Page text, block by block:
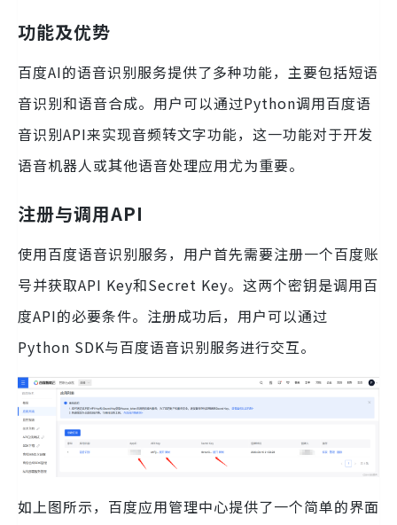
功能及优势
百度AI的语音识别服务提供了多种功能，主要包括短语
音识别和语音合成。用户可以通过Python调用百度语
音识别API来实现音频转文字功能，这一功能对于开发
语音机器人或其他语音处理应用尤为重要。
注册与调用API
使用百度语音识别服务，用户首先需要注册一个百度账
号并获取API Key和Secret Key。这两个密钥是调用百
度API的必要条件。注册成功后，用户可以通过
Python SDK与百度语音识别服务进行交互。
如上图所示，百度应用管理中心提供了一个简单的界面